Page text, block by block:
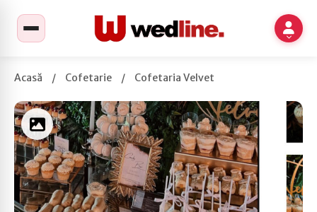
Acasă / Cofetarie / Cofetaria Velvet